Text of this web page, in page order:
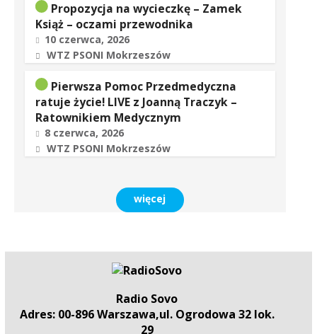
Propozycja na wycieczkę – Zamek
Książ – oczami przewodnika
10 czerwca, 2026
WTZ PSONI Mokrzeszów
Pierwsza Pomoc Przedmedyczna
ratuje życie! LIVE z Joanną Traczyk –
Ratownikiem Medycznym
8 czerwca, 2026
WTZ PSONI Mokrzeszów
więcej
Radio Sovo
Adres: 00-896 Warszawa,ul. Ogrodowa 32 lok.
29